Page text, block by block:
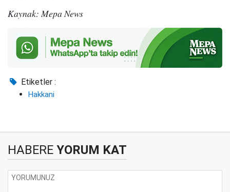
Kaynak: Mepa News
Etiketler :
Hakkani
HABERE YORUM KAT